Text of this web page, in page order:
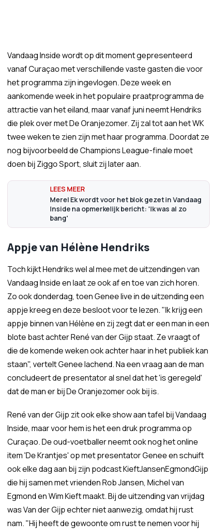
Vandaag Inside wordt op dit moment gepresenteerd
vanaf Curaçao met verschillende vaste gasten die voor
het programma zijn ingevlogen. Deze week en
aankomende week in het populaire praatprogramma de
attractie van het eiland, maar vanaf juni neemt Hendriks
die plek over met De Oranjezomer. Zij zal tot aan het WK
twee weken te zien zijn met haar programma. Doordat ze
nog bijvoorbeeld de Champions League-finale moet
doen bij Ziggo Sport, sluit zij later aan.
Merel Ek wordt voor het blok gezet in Vandaag
Inside na opmerkelijk bericht: 'Ik was al zo
bang'
Appje van Hélène Hendriks
Toch kijkt Hendriks wel al mee met de uitzendingen van
Vandaag Inside en laat ze ook af en toe van zich horen.
Zo ook donderdag, toen Genee live in de uitzending een
appje kreeg en deze besloot voor te lezen. "Ik krijg een
appje binnen van Hélène en zij zegt dat er een man in een
blote bast achter René van der Gijp staat. Ze vraagt of
die de komende weken ook achter haar in het publiek kan
staan", vertelt Genee lachend. Na een vraag aan de man
concludeert de presentator al snel dat het 'is geregeld'
dat de man er bij De Oranjezomer ook bij is.
René van der Gijp zit ook elke show aan tafel bij Vandaag
Inside, maar voor hem is het een druk programma op
Curaçao. De oud-voetballer neemt ook nog het online
item 'De Krantjes' op met presentator Genee en schuift
ook elke dag aan bij zijn podcast KieftJansenEgmondGijp
die hij samen met vrienden Rob Jansen, Michel van
Egmond en Wim Kieft maakt. Bij de uitzending van vrijdag
was Van der Gijp echter niet aanwezig, omdat hij rust
nam. "Hij heeft de gewoonte om rust te nemen voor hij